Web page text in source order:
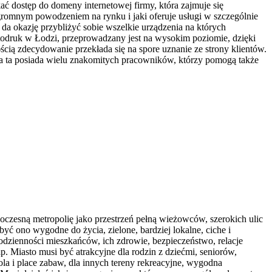
dostęp do domeny internetowej firmy, która zajmuje się
powodzeniem na rynku i jaki oferuje usługi w szczególnie
okazję przybliżyć sobie wszelkie urządzenia na których
w Łodzi, przeprowadzany jest na wysokim poziomie, dzięki
zdecydowanie przekłada się na spore uznanie ze strony klientów.
posiada wielu znakomitych pracowników, którzy pomogą także
metropolię jako przestrzeń pełną wieżowców, szerokich ulic
ono wygodne do życia, zielone, bardziej lokalne, ciche i
mieszkańców, ich zdrowie, bezpieczeństwo, relacje
Miasto musi być atrakcyjne dla rodzin z dziećmi, seniorów,
i place zabaw, dla innych tereny rekreacyjne, wygodna